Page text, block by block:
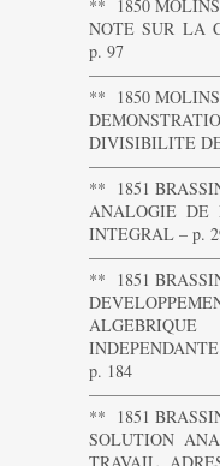
** 1850
NOTE SUR LA
p. 97
** 1850
DIVISIBILITE
** 1851
ANALOGIE DE
INTEGRAL – p.
** 1851
p. 184
** 1851
SOLUTION